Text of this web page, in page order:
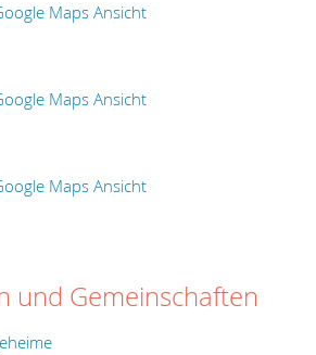
Maps Ansicht
Maps Ansicht
Maps Ansicht
und Gemeinschaften